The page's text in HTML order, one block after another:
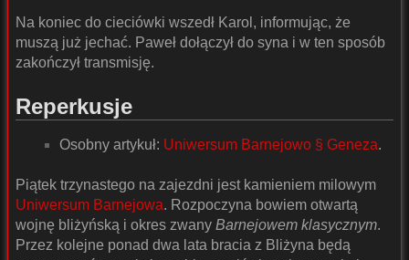
Na koniec do cieciówki wszedł Karol, informując, że
muszą już jechać. Paweł dołączył do syna i w ten sposób
zakończył transmisję.
Reperkusje
Osobny artykuł: Uniwersum Barnejowo § Geneza.
Piątek trzynastego na zajezdni jest kamieniem milowym
Uniwersum Barnejowa. Rozpoczyna bowiem otwartą
wojnę bliżyńską i okres zwany Barnejowem klasycznym.
Przez kolejne ponad dwa lata bracia z Bliżyna będą